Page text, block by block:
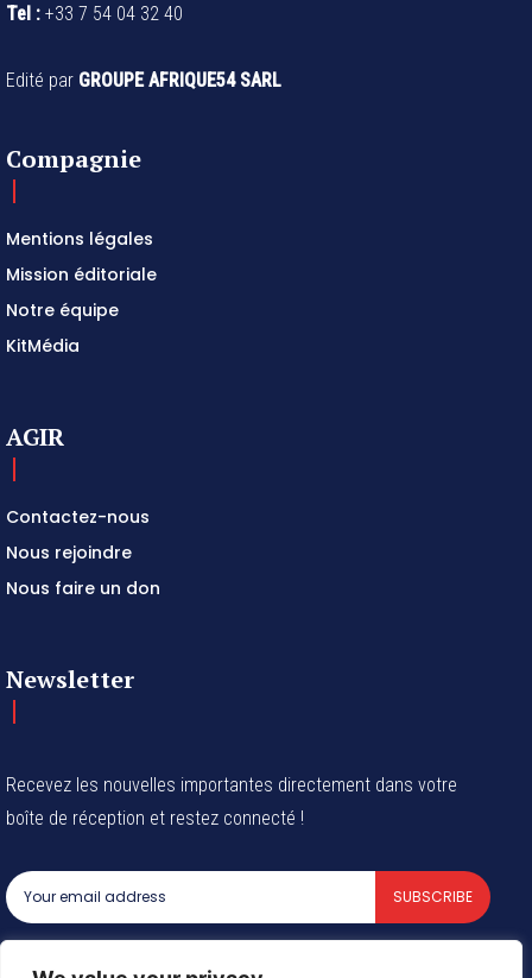
Tel : +33 7 54 04 32 40
Edité par GROUPE AFRIQUE54 SARL
Compagnie
Mentions légales
Mission éditoriale
Notre équipe
KitMédia
AGIR
Contactez-nous
Nous rejoindre
Nous faire un don
Newsletter
Recevez les nouvelles importantes directement dans votre
boîte de réception et restez connecté !
SUBSCRIBE